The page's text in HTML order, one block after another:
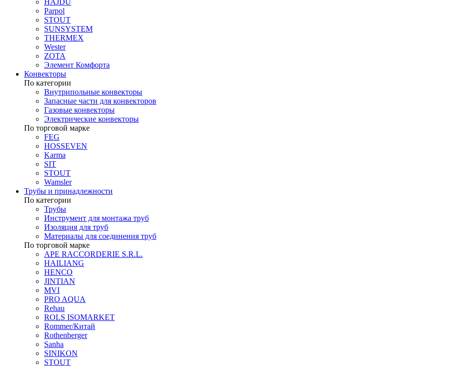
HAJDU
Parpol
STOUT
SUNSYSTEM
THERMEX
Wester
ZOTA
Элемент Комфорта
Конвекторы
По категории
Внутрипольные конвекторы
Запасные части для конвекторов
Газовые конвекторы
Электрические конвекторы
По торговой марке
FEG
HOSSEVEN
Karma
SIT
STOUT
Wamsler
Трубы и принадлежности
По категории
Трубы
Инструмент для монтажа труб
Изоляция для труб
Материалы для соединения труб
По торговой марке
APE RACCORDERIE S.R.L.
HAILIANG
HENCO
JINTIAN
MVI
PRO AQUA
Rehau
ROLS ISOMARKET
Rommer/Китай
Rothenberger
Sanha
SINIKON
STOUT